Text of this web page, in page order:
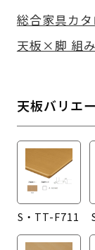
総合家具カ
天板×脚 組
天板バリエ
S・TT-F711